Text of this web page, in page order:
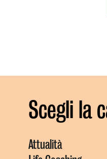
Scegli la
Attualità